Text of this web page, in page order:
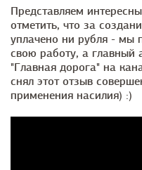
Представляем
отметить, что за
уплачено ни рубля - мы
свою работу, а главный
"Главная дорога" на
снял этот отзыв
применения насилия) :)